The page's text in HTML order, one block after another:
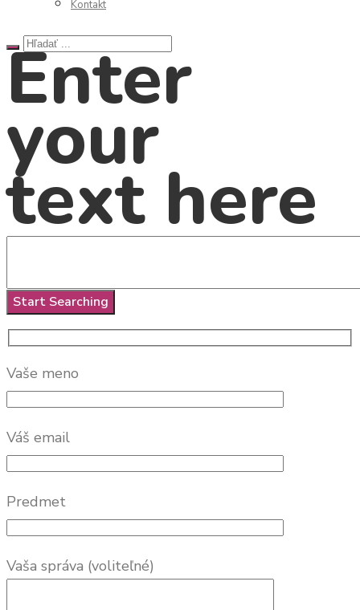
Kontakt
Enter
your
text here
Vaše meno
Váš email
Predmet
Vaša správa (voliteľné)